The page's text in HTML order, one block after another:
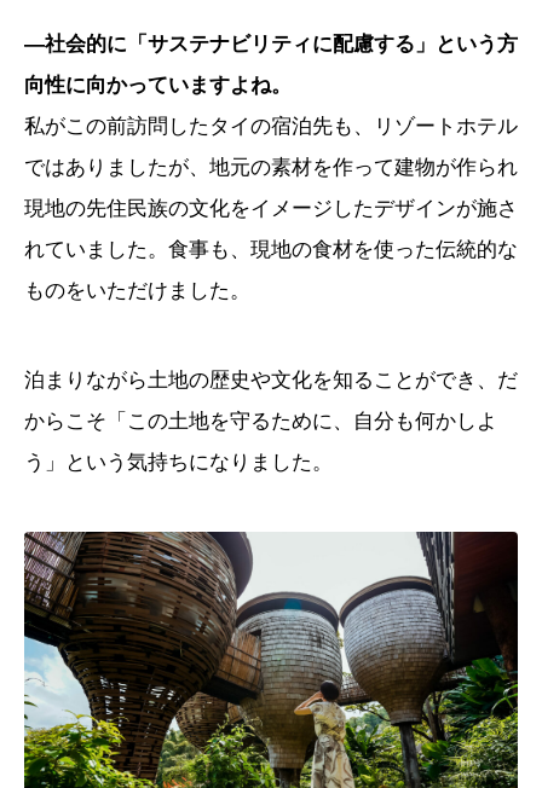
―社会的に「サステナビリティに配慮する」という方
向性に向かっていますよね。
私がこの前訪問したタイの宿泊先も、リゾートホテル
ではありましたが、地元の素材を作って建物が作られ
現地の先住民族の文化をイメージしたデザインが施さ
れていました。食事も、現地の食材を使った伝統的な
ものをいただけました。
泊まりながら土地の歴史や文化を知ることができ、だ
からこそ「この土地を守るために、自分も何かしよ
う」という気持ちになりました。